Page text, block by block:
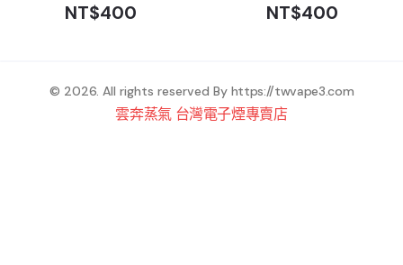
NT$400 NT$400
© 2026. All rights reserved By https://twvape3.com
雲奔蒸氣 台灣電子煙專賣店